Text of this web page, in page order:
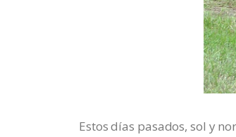
Estos días pasados, sol y